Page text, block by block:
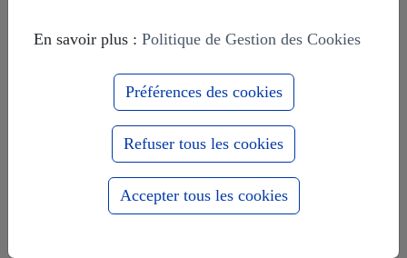
Le massacre d'Odessa de mai 2014
Europe-Russie : 1000 ans ensemble
pour le meilleur et pour le pire
En savoir plus : Politique de Gestion des Cookies
Préférences des cookies
Refuser tous les cookies
Accepter tous les cookies